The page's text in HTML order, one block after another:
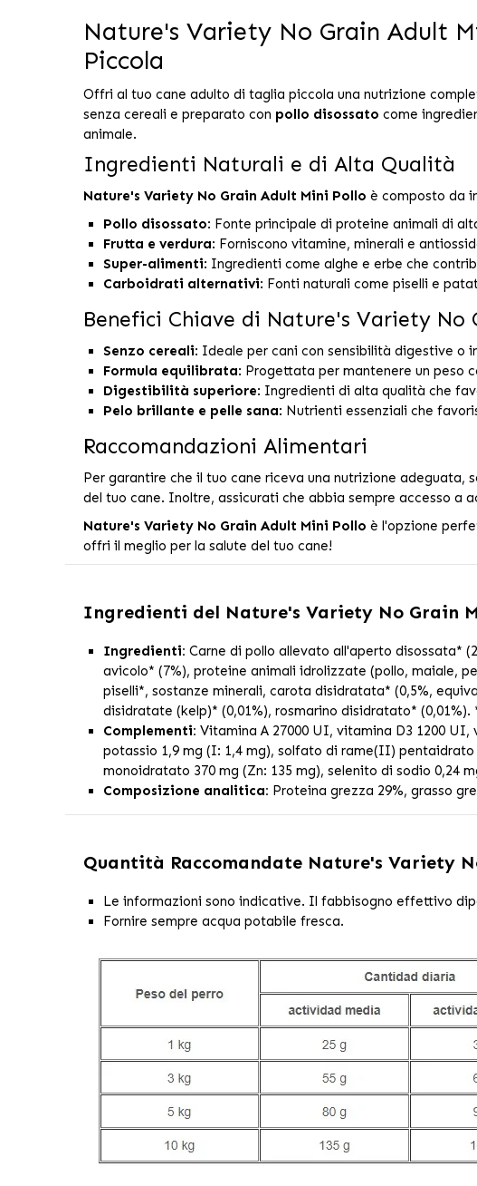
Nature's Variety No Grain Adult
Piccola
Offri al tuo cane adulto di taglia piccola una nutrizione
senza cereali e preparato con pollo disossato come
animale.
Ingredienti Naturali e di Alta Qualità
Nature's Variety No Grain Adult Mini Pollo è composto da
Pollo disossato: Fonte principale di proteine animali di
Frutta e verdura: Forniscono vitamine, minerali e
Super-alimenti: Ingredienti come alghe e erbe che
Carboidrati alternativi: Fonti naturali come piselli e
Benefici Chiave di Nature's Variety No
Senzo cereali: Ideale per cani con sensibilità digestive o
Formula equilibrata: Progettata per mantenere un peso
Digestibilità superiore: Ingredienti di alta qualità che
Pelo brillante e pelle sana: Nutrienti essenziali che
Raccomandazioni Alimentari
Per garantire che il tuo cane riceva una nutrizione
del tuo cane. Inoltre, assicurati che abbia sempre accesso a
Nature's Variety No Grain Adult Mini Pollo è l'opzione
offri il meglio per la salute del tuo cane!
Ingredienti del Nature's Variety No Grain
Ingredienti: Carne di pollo allevato all'aperto disossata*
avicolo* (7%), proteine animali idrolizzate (pollo, maiale,
piselli*, sostanze minerali, carota disidratata* (0,5%,
disidratate (kelp)* (0,01%), rosmarino disidratato*
Complementi: Vitamina A 27000 UI, vitamina D3 1200
potassio 1,9 mg (I: 1,4 mg), solfato di rame(II)
monoidratato 370 mg (Zn: 135 mg), selenito di sodio 0,24
Composizione analitica: Proteina grezza 29%, grasso
Quantità Raccomandate Nature's Variety
Le informazioni sono indicative. Il fabbisogno effettivo
Fornire sempre acqua potabile fresca.